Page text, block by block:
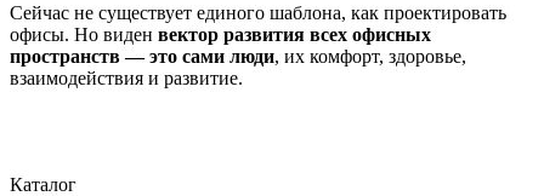
Сейчас не существует единого шаблона, как проектировать
офисы. Но виден вектор развития всех офисных
пространств — это сами люди, их комфорт, здоровье,
взаимодействия и развитие.
Каталог